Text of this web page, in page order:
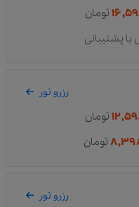
تومان
پشتیبانی
رزرو تور
تومان
تومان
رزرو تور